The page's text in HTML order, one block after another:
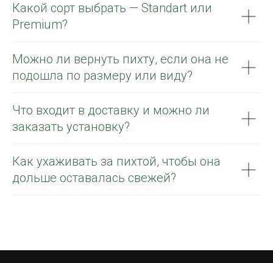
Какой сорт выбрать — Standart или
Premium?
Можно ли вернуть пихту, если она не
подошла по размеру или виду?
Что входит в доставку и можно ли
заказать установку?
Как ухаживать за пихтой, чтобы она
дольше оставалась свежей?